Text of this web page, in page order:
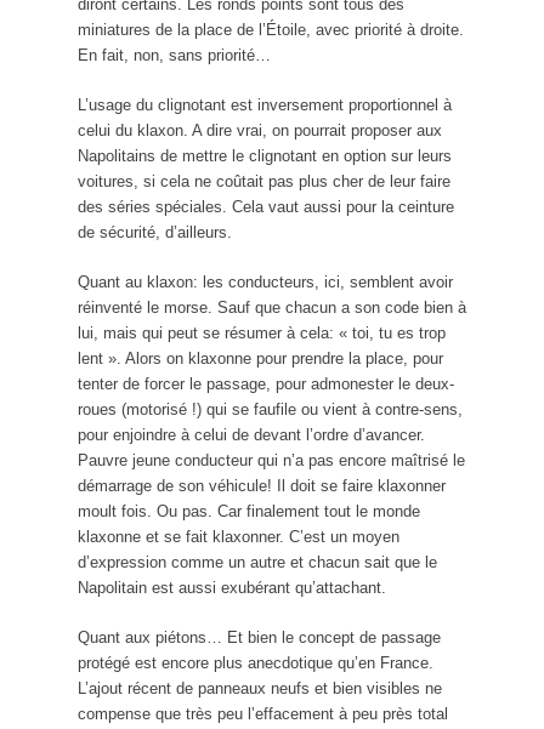
diront certains. Les ronds points sont tous des
miniatures de la place de l’Étoile, avec priorité à droite.
En fait, non, sans priorité…
L’usage du clignotant est inversement proportionnel à
celui du klaxon. A dire vrai, on pourrait proposer aux
Napolitains de mettre le clignotant en option sur leurs
voitures, si cela ne coûtait pas plus cher de leur faire
des séries spéciales. Cela vaut aussi pour la ceinture
de sécurité, d’ailleurs.
Quant au klaxon: les conducteurs, ici, semblent avoir
réinventé le morse. Sauf que chacun a son code bien à
lui, mais qui peut se résumer à cela: « toi, tu es trop
lent ». Alors on klaxonne pour prendre la place, pour
tenter de forcer le passage, pour admonester le deux-
roues (motorisé !) qui se faufile ou vient à contre-sens,
pour enjoindre à celui de devant l’ordre d’avancer.
Pauvre jeune conducteur qui n’a pas encore maîtrisé le
démarrage de son véhicule! Il doit se faire klaxonner
moult fois. Ou pas. Car finalement tout le monde
klaxonne et se fait klaxonner. C’est un moyen
d’expression comme un autre et chacun sait que le
Napolitain est aussi exubérant qu’attachant.
Quant aux piétons… Et bien le concept de passage
protégé est encore plus anecdotique qu’en France.
L’ajout récent de panneaux neufs et bien visibles ne
compense que très peu l’effacement à peu près total